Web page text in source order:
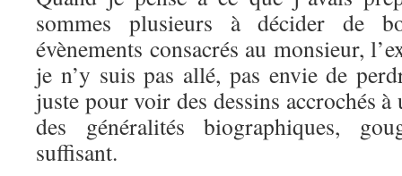
sommes plusieurs à décider de
évènements consacrés au monsieur,
je n’y suis pas allé, pas envie de
juste pour voir des dessins accrochés à
des généralités biographiques,
suffisant.